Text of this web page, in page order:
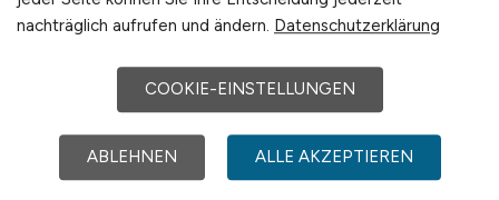
Berlin
nachträglich aufrufen und ändern. Datenschutzerklärung
COOKIE-EINSTELLUNGEN
ABLEHNEN ALLE AKZEPTIEREN